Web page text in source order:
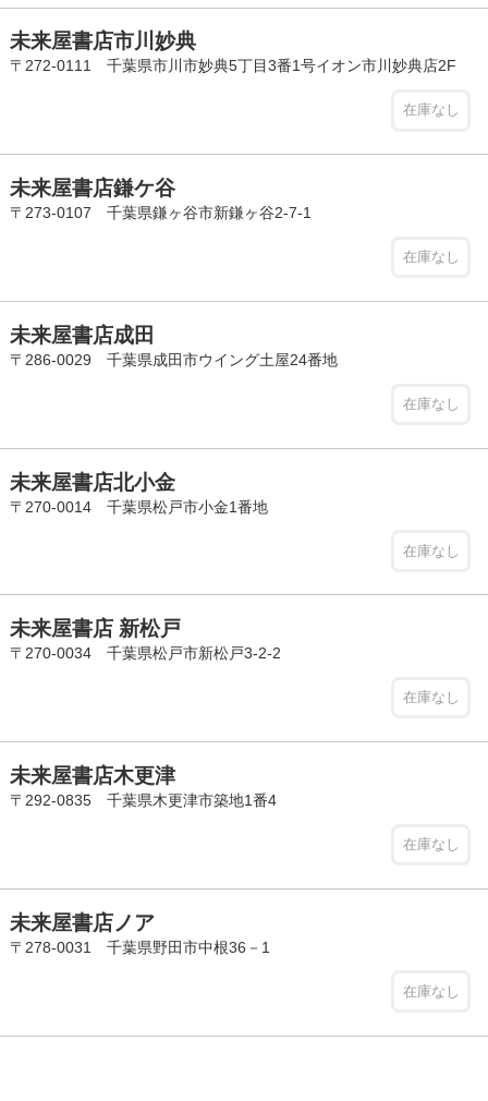
未来屋書店市川妙典
〒272-0111 千葉県市川市妙典5丁目3番1号イオン市川妙典店2F
在庫なし
未来屋書店鎌ケ谷
〒273-0107 千葉県鎌ヶ谷市新鎌ヶ谷2-7-1
在庫なし
未来屋書店成田
〒286-0029 千葉県成田市ウイング土屋24番地
在庫なし
未来屋書店北小金
〒270-0014 千葉県松戸市小金1番地
在庫なし
未来屋書店 新松戸
〒270-0034 千葉県松戸市新松戸3-2-2
在庫なし
未来屋書店木更津
〒292-0835 千葉県木更津市築地1番4
在庫なし
未来屋書店ノア
〒278-0031 千葉県野田市中根36－1
在庫なし